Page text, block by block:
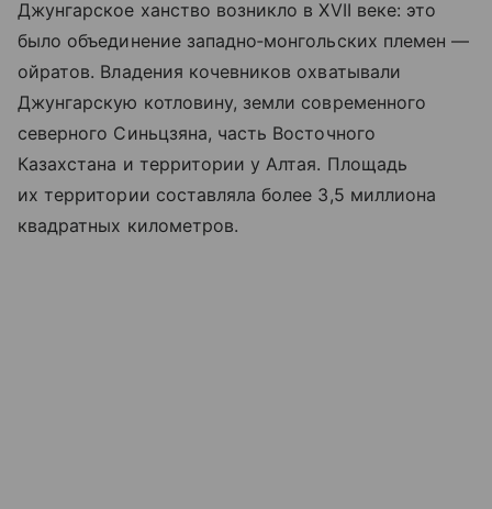
Джунгарское ханство возникло в XVII веке: это
было объединение западно‑монгольских племен —
ойратов. Владения кочевников охватывали
Джунгарскую котловину, земли современного
северного Синьцзяна, часть Восточного
Казахстана и территории у Алтая. Площадь
их территории составляла более 3,5 миллиона
квадратных километров.